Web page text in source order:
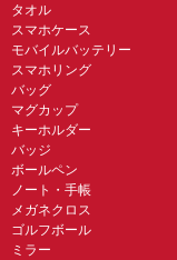
タオル
スマホケース
モバイルバッテリー
スマホリング
バッグ
マグカップ
キーホルダー
バッジ
ボールペン
ノート・手帳
メガネクロス
ゴルフボール
ミラー